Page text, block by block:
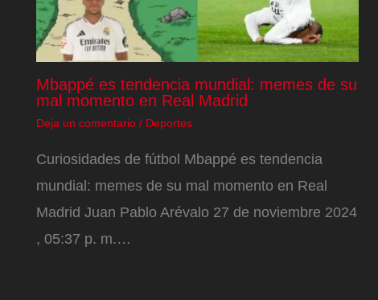
Mbappé es tendencia mundial: memes de su
mal momento en Real Madrid
Deja un comentario / Deportes
Curiosidades de fútbol Mbappé es tendencia
mundial: memes de su mal momento en Real
Madrid Juan Pablo Arévalo 27 de noviembre 2024
, 05:37 p. m.…